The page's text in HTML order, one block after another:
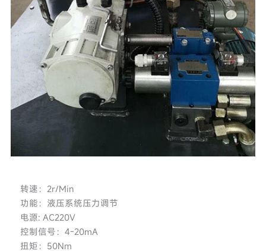
转速：2r/Min
功能：液压系统压力调节
电源: AC220V
控制信号：4-20mA
扭矩：50Nm